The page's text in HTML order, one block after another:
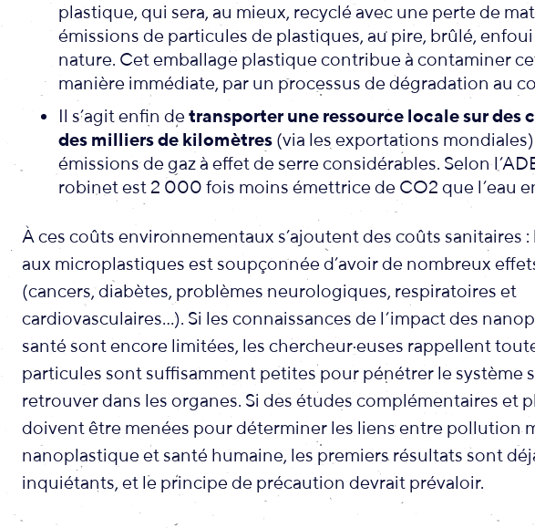
plastique, qui sera, au mieux, recyclé avec une perte de
émissions de particules de plastiques, au pire, brûlé,
nature. Cet emballage plastique contribue à contaminer
manière immédiate, par un processus de dégradation au
Il s’agit enfin de transporter une ressource locale sur des
des milliers de kilomètres (via les exportations
émissions de gaz à effet de serre considérables. Selon
robinet est 2 000 fois moins émettrice de CO2 que l’eau
À ces coûts environnementaux s’ajoutent des coûts sanitaires :
aux microplastiques est soupçonnée d’avoir de nombreux
(cancers, diabètes, problèmes neurologiques, respiratoires et
cardiovasculaires…). Si les connaissances de l’impact des
santé sont encore limitées, les chercheur·euses rappellent
particules sont suffisamment petites pour pénétrer le système
retrouver dans les organes. Si des études complémentaires et
doivent être menées pour déterminer les liens entre pollution
nanoplastique et santé humaine, les premiers résultats sont
inquiétants, et le principe de précaution devrait prévaloir.